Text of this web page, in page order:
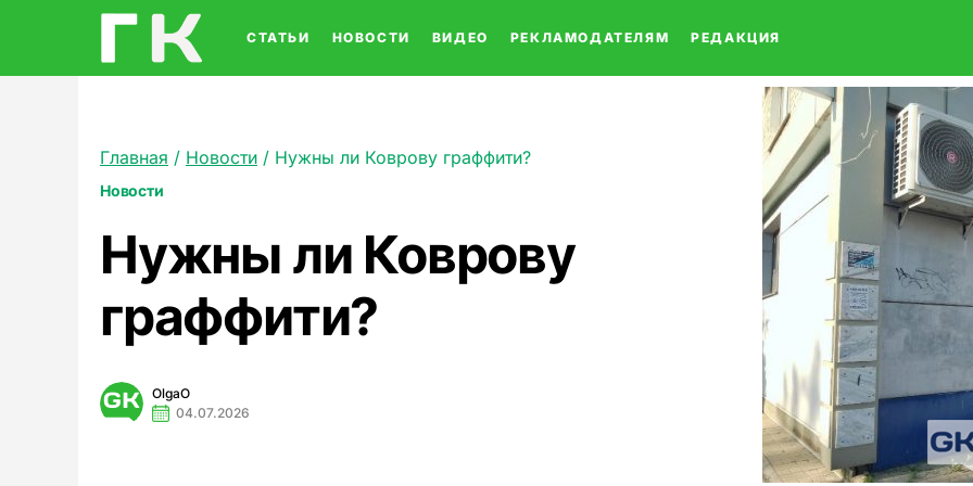
СТАТЬИ НОВОСТИ ВИДЕО РЕКЛАМОДАТЕЛЯМ РЕДАКЦИЯ
Главная / Новости / Нужны ли Коврову граффити?
Новости
Нужны ли Коврову
граффити?
OlgaO
04.07.2026